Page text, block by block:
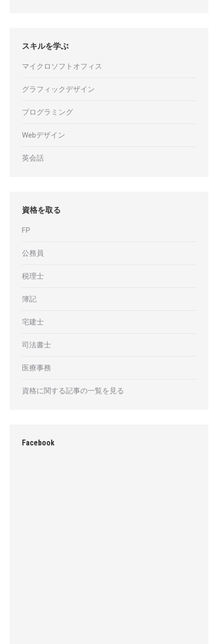
スキルを学ぶ
マイクロソフトオフィス
グラフィックデザイン
プログラミング
Webデザイン
英会話
資格を取る
FP
公務員
税理士
簿記
宅建士
司法書士
医療事務
資格に関する記事の一覧を見る
Facebook